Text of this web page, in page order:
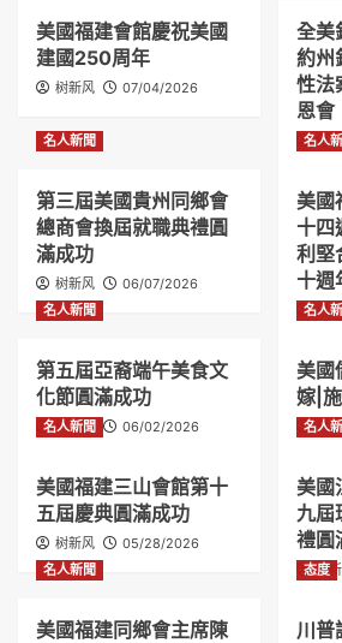
美國福建會館慶祝美國
建國250周年
树新风 07/04/2026
全美
約州
性法
恩會
树
名人新聞
第三屆美國貴州同鄉會
總商會換屆就職典禮圓
滿成功
树新风 06/07/2026
名人
美國
十四
利堅
十週
树
名人新聞
第五屆亞裔端午美食文
化節圓滿成功
树新风 06/02/2026
名人
美國
嫁|
树
名人新聞
美國福建三山會館第十
五屆慶典圓滿成功
树新风 05/28/2026
名人
美國
九屆
禮圓
树
名人新聞
美國福建同鄉會主席陳
态度
川普